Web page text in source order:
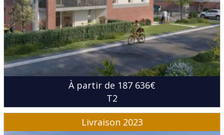
À partir de 187 636€
T2
Livraison 2023